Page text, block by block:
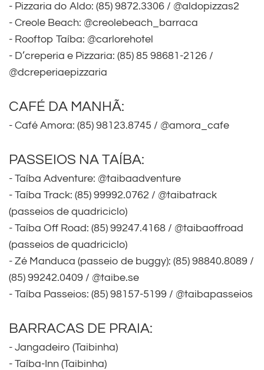
- Pizzaria do Aldo: (85) 9872.3306 / @aldopizzas2
- Creole Beach: @creolebeach_barraca
- Rooftop Taíba: @carlorehotel
- D’creperia e Pizzaria: (85) 85 98681-2126 /
@dcreperiaepizzaria
CAFÉ DA MANHÃ:
- Café Amora: (85) 98123.8745 / @amora_cafe
PASSEIOS NA TAÍBA:
- Taíba Adventure: @taibaadventure
- Taíba Track: (85) 99992.0762 / @taibatrack
(passeios de quadriciclo)
- Taíba Off Road: (85) 99247.4168 / @taibaoffroad
(passeios de quadriciclo)
- Zé Manduca (passeio de buggy): (85) 98840.8089 /
(85) 99242.0409 / @taibe.se
- Taíba Passeios: (85) 98157-5199 / @taibapasseios
BARRACAS DE PRAIA:
- Jangadeiro (Taibinha)
- Taíba-Inn (Taibinha)